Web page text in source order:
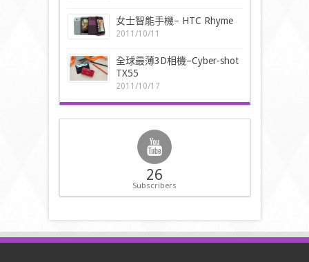
女士智能手機– HTC Rhyme
2011/10/11
全球最薄3D相機–Cyber-shot
TX55
2011/10/17
26
Subscribers